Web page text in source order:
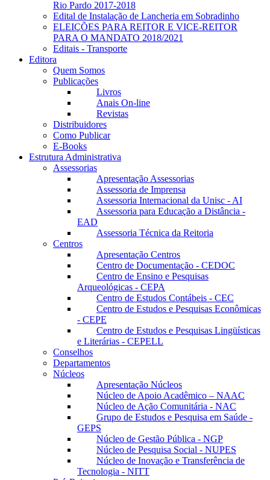
Rio Pardo 2017-2018
Edital de Instalação de Lancheria em Sobradinho
ELEIÇÕES PARA REITOR E VICE-REITOR
PARA O MANDATO 2018/2021
Editais - Transporte
Editora
Quem Somos
Publicações
Livros
Anais On-line
Revistas
Distribuidores
Como Publicar
E-Books
Estrutura Administrativa
Assessorias
Apresentação Assessorias
Assessoria de Imprensa
Assessoria Internacional da Unisc - AI
Assessoria para Educação a Distância -
EAD
Assessoria Técnica da Reitoria
Centros
Apresentação Centros
Centro de Documentação - CEDOC
Centro de Ensino e Pesquisas
Arqueológicas - CEPA
Centro de Estudos Contábeis - CEC
Centro de Estudos e Pesquisas Econômicas
- CEPE
Centro de Estudos e Pesquisas Lingüísticas
e Literárias - CEPELL
Conselhos
Departamentos
Núcleos
Apresentação Núcleos
Núcleo de Apoio Acadêmico – NAAC
Núcleo de Ação Comunitária - NAC
Grupo de Estudos e Pesquisa em Saúde -
GEPS
Núcleo de Gestão Pública - NGP
Núcleo de Pesquisa Social - NUPES
Núcleo de Inovação e Transferência de
Tecnologia - NITT